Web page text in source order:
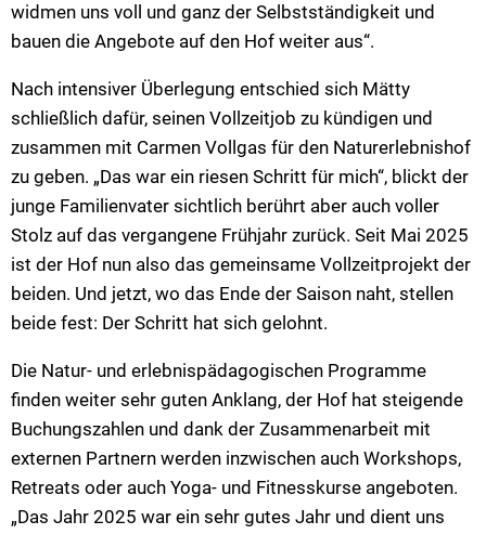
widmen uns voll und ganz der Selbstständigkeit und
bauen die Angebote auf den Hof weiter aus“.
Nach intensiver Überlegung entschied sich Mätty
schließlich dafür, seinen Vollzeitjob zu kündigen und
zusammen mit Carmen Vollgas für den Naturerlebnishof
zu geben. „Das war ein riesen Schritt für mich“, blickt der
junge Familienvater sichtlich berührt aber auch voller
Stolz auf das vergangene Frühjahr zurück. Seit Mai 2025
ist der Hof nun also das gemeinsame Vollzeitprojekt der
beiden. Und jetzt, wo das Ende der Saison naht, stellen
beide fest: Der Schritt hat sich gelohnt.
Die Natur- und erlebnispädagogischen Programme
finden weiter sehr guten Anklang, der Hof hat steigende
Buchungszahlen und dank der Zusammenarbeit mit
externen Partnern werden inzwischen auch Workshops,
Retreats oder auch Yoga- und Fitnesskurse angeboten.
„Das Jahr 2025 war ein sehr gutes Jahr und dient uns